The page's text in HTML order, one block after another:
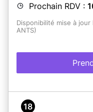
Prochain RDV :
Disponibilité mise à
ANTS)
18